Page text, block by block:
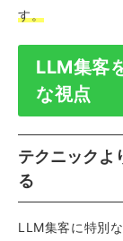
す。
LLM集客
な視点
テクニックよ
る
LLM集客に特別